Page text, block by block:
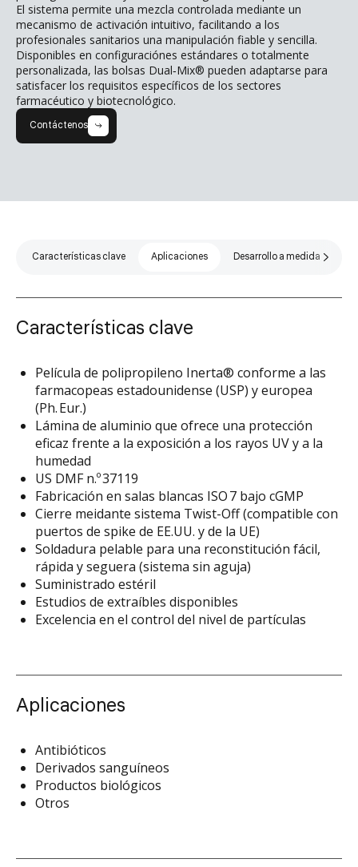
El sistema permite una mezcla controlada mediante un
mecanismo de activación intuitivo, facilitando a los
profesionales sanitarios una manipulación fiable y sencilla.
Disponibles en configuraciónes estándares o totalmente
personalizada, las bolsas Dual‑Mix® pueden adaptarse para
satisfacer los requisitos específicos de los sectores
farmacéutico y biotecnológico.
Contáctenos
Características clave Aplicaciones Desarrollo a medida
Características clave
Película de polipropileno Inerta® conforme a las
farmacopeas estadounidense (USP) y europea
(Ph. Eur.)
Lámina de aluminio que ofrece una protección
eficaz frente a la exposición a los rayos UV y a la
humedad
US DMF n.º 37119
Fabricación en salas blancas ISO 7 bajo cGMP
Cierre meidante sistema Twist-Off (compatible con
puertos de spike de EE.UU. y de la UE)
Soldadura pelable para una reconstitución fácil,
rápida y seguera (sistema sin aguja)
Suministrado estéril
Estudios de extraíbles disponibles
Excelencia en el control del nivel de partículas
Aplicaciones
Antibióticos
Derivados sanguíneos
Productos biológicos
Otros